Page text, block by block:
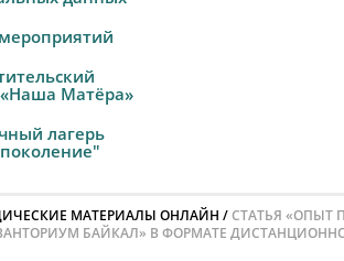
Матёра»
лагерь
МАТЕРИАЛЫ ОНЛАЙН
СТАТЬЯ «ОПЫТ
БАЙКАЛ» В ФОРМАТЕ